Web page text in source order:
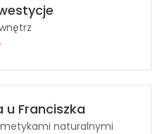
u Franciszka
naturalnymi